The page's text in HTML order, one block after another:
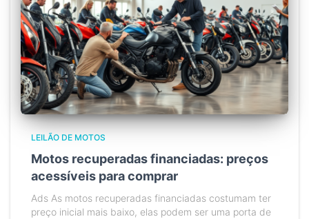
LEILÃO DE MOTOS
Motos recuperadas financiadas: preços
acessíveis para comprar
Ads As motos recuperadas financiadas costumam ter
preço inicial mais baixo, elas podem ser uma porta de